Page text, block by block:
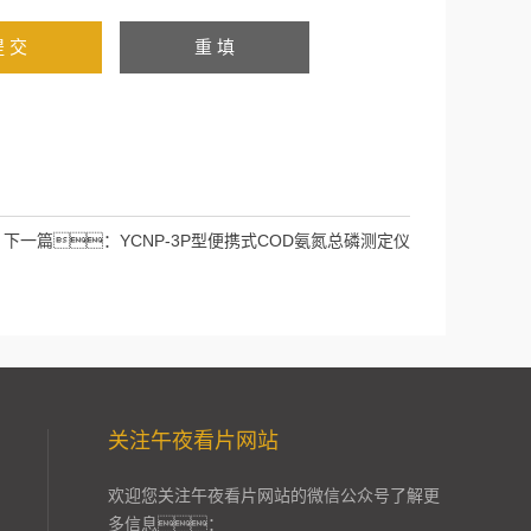
下一篇： YCNP-3P型便携式COD氨氮总磷测定仪
关注午夜看片网站
欢迎您关注午夜看片网站的微信公众号了解更
多信息：